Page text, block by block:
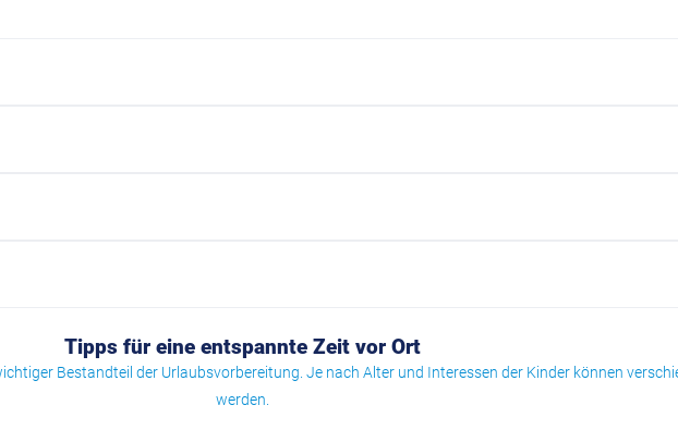
Tipps für eine entspannte Zeit vor Ort
Bestandteil der Urlaubsvorbereitung. Je nach Alter und Interessen der Kinder können
werden.